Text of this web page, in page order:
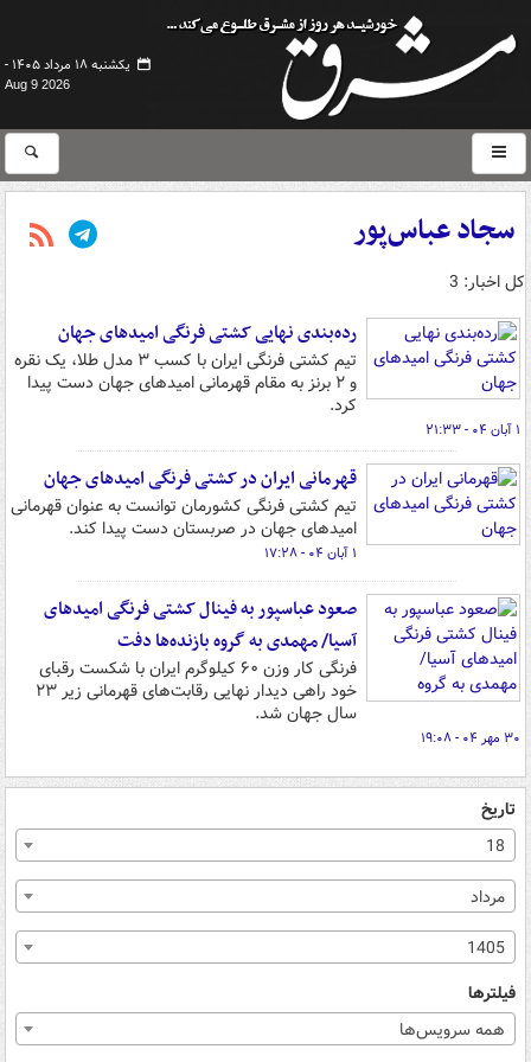
یکشنبه ۱۸ مرداد ۱۴۰۵ -
Aug 9 2026
سجاد عباس‌پور
کل اخبار: 3
رده‌بندی نهایی کشتی فرنگی امیدهای جهان
تیم کشتی فرنگی ایران با کسب ۳ مدل طلا، یک نقره
و ۲ برنز به مقام قهرمانی امیدهای جهان دست پیدا
کرد.
۱ آبان ۰۴ - ۲۱:۳۳
قهرمانی ایران در کشتی فرنگی امیدهای جهان
تیم کشتی فرنگی کشورمان توانست به عنوان قهرمانی
امیدهای جهان در صربستان دست پیدا کند.
۱ آبان ۰۴ - ۱۷:۲۸
صعود عباسپور به فینال کشتی فرنگی امیدهای
آسیا/ مهمدی به گروه بازنده‌ها دفت
فرنگی کار وزن ۶۰ کیلوگرم ایران با شکست رقبای
خود راهی دیدار نهایی رقابت‌های قهرمانی زیر ۲۳
سال جهان شد.
۳۰ مهر ۰۴ - ۱۹:۰۸
تاریخ
18
مرداد
1405
فیلترها
همه سرویس‌ها